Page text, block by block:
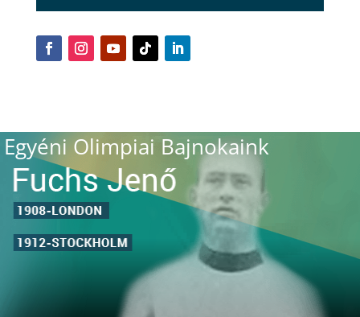
Egyéni Olimpiai Bajnokaink